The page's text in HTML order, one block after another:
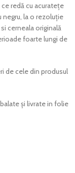
ce redă cu acuratețe
la o rezoluție
cerneala originală
foarte lungi de
de cele din produsul
și livrate in folie